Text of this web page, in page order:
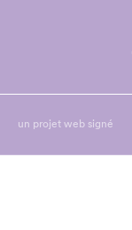
un projet web signé